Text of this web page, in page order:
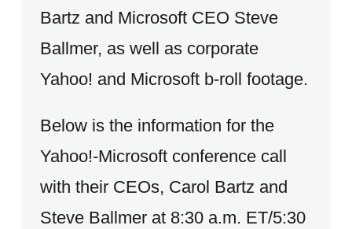
Bartz and Microsoft CEO Steve
Ballmer, as well as corporate
Yahoo! and Microsoft b-roll footage.
Below is the information for the
Yahoo!-Microsoft conference call
with their CEOs, Carol Bartz and
Steve Ballmer at 8:30 a.m. ET/5:30